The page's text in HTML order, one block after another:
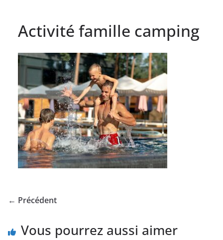
Activité famille camping
← Précédent
Vous pourrez aussi aimer